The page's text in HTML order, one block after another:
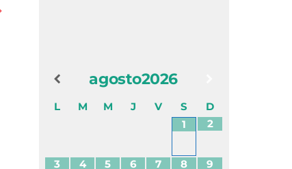
agosto2026
L M M J V S
D
1
2
3 4 5 6 7 8 9